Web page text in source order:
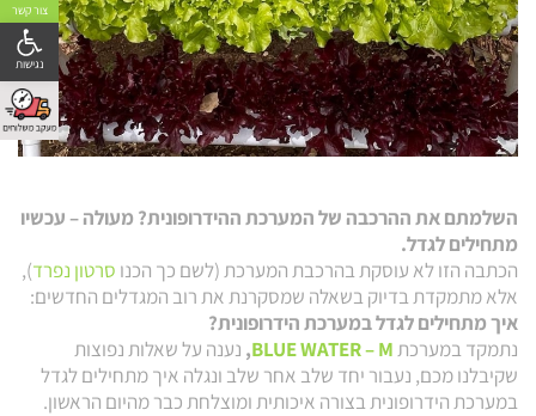
השלמתם את ההרכבה של המערכת ההידרופונית? מעולה – עכשיו
מתחילים לגדל.
הכתבה הזו לא עוסקת בהרכבת המערכת (לשם כך הכנו סרטון נפרד),
אלא מתמקדת בדיוק בשאלה שמסקרנת את רוב המגדלים החדשים:
איך מתחילים לגדל במערכת הידרופונית?
נתמקד במערכתBLUE WATER – M
, נענה על שאלות נפוצות
שקיבלנו מכם, נעבור יחד שלב אחר שלב ונגלה איך מתחילים לגדל
במערכת הידרופונית בצורה איכותית ומוצלחת כבר מהיום הראשון.
צור קשר